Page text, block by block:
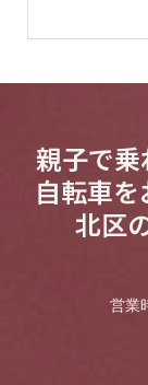
親子で
自転車
北区
営業